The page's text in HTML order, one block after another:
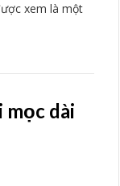
xem là một
mọc dài